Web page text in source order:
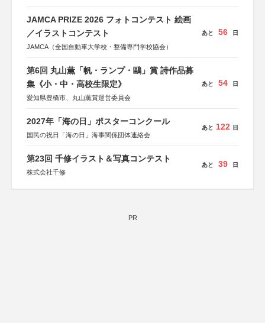
JAMCA PRIZE 2026 フォトコンテスト 絵画
／イラストコンテスト
JAMCA（全国自動車大学校・整備専門学校協会）
あと 56 日
第6回 丸山薫「帆・ランプ・鷗」賞 詩作品募
集《小・中・高校生限定》
愛知県豊橋市、丸山薫賞運営委員会
あと 54 日
2027年「海の日」ポスターコンクール
国民の祝日「海の日」海事関係団体連絡会
あと 122 日
第23回 千修イラスト＆写真コンテスト
株式会社千修
あと 39 日
PR